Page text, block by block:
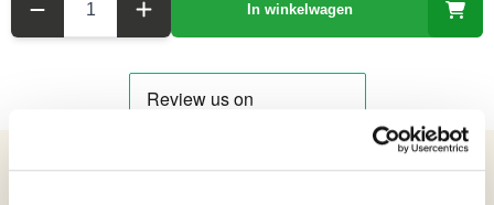
In winkelwagen
Details over het product